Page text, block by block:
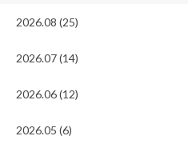
2026.08 (25)
2026.07 (14)
2026.06 (12)
2026.05 (6)